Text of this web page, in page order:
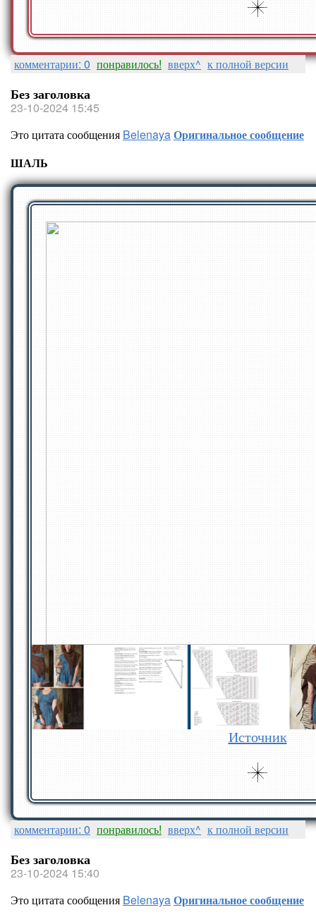
комментарии: 0 понравилось! вверх^ к полной версии
Без заголовка
23-10-2024 15:45
Это цитата сообщения BelenayaОригинальное сообщение
ШАЛЬ
Источник
комментарии: 0 понравилось! вверх^ к полной версии
Без заголовка
23-10-2024 15:40
Это цитата сообщения BelenayaОригинальное сообщение